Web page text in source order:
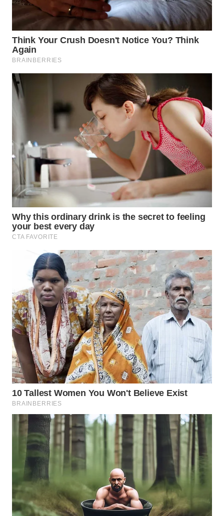
WN
SIMALUNGUN
WN
LABUHANBATU
TAPANULI
SERDANG
TEBING
TINGGI
WN
PAKPAK
WN
KARAWANG
WN
BEKASI
WN
BOGOR
WN
DEPOK
WN
TAPANULI
UTARA
WN
SAMOSIR
WN
LAWAS